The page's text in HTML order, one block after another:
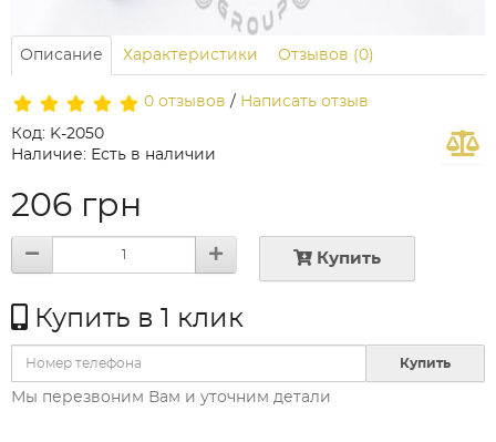
Описание Характеристики Отзывов (0)
0 отзывов / Написать отзыв
Код: K-2050
Наличие: Есть в наличии
206 грн
Купить
Купить в 1 клик
Купить
Мы перезвоним Вам и уточним детали